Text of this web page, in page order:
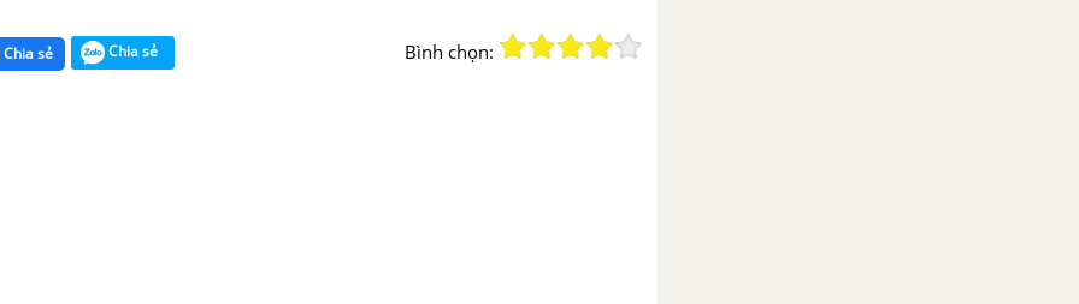
Chia sẻ Chia sẻ Bình chọn: